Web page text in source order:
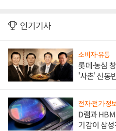
인기기사
소비자·유통
롯데·농심
'사촌' 신동
전자·전기·정
D램과
기감이 삼